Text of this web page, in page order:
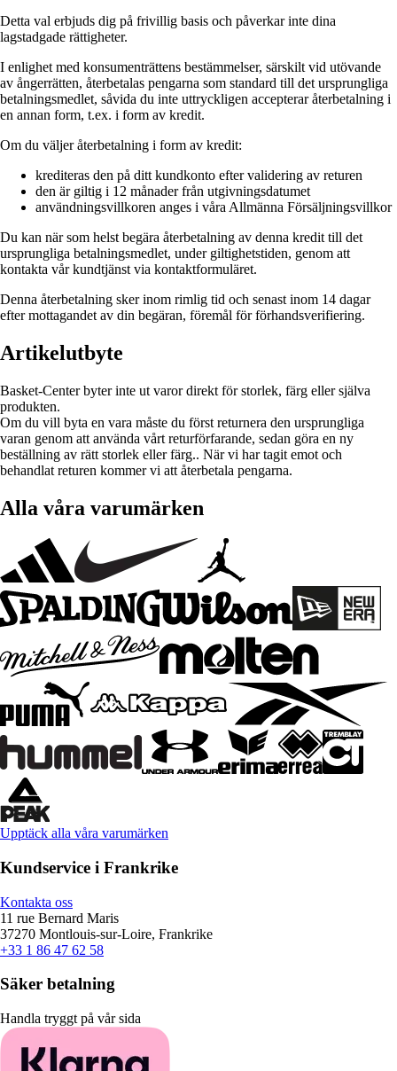
Detta val erbjuds dig på frivillig basis och påverkar inte dina
lagstadgade rättigheter.
I enlighet med konsumenträttens bestämmelser, särskilt vid utövande
av ångerrätten, återbetalas pengarna som standard till det ursprungliga
betalningsmedlet, såvida du inte uttryckligen accepterar återbetalning i
en annan form, t.ex. i form av kredit.
Om du väljer återbetalning i form av kredit:
krediteras den på ditt kundkonto efter validering av returen
den är giltig i 12 månader från utgivningsdatumet
användningsvillkoren anges i våra Allmänna Försäljningsvillkor
Du kan när som helst begära återbetalning av denna kredit till det
ursprungliga betalningsmedlet, under giltighetstiden, genom att
kontakta vår kundtjänst via kontaktformuläret.
Denna återbetalning sker inom rimlig tid och senast inom 14 dagar
efter mottagandet av din begäran, föremål för förhandsverifiering.
Artikelutbyte
Basket-Center byter inte ut varor direkt för storlek, färg eller själva
produkten.
Om du vill byta en vara måste du först returnera den ursprungliga
varan genom att använda vårt returförfarande, sedan göra en ny
beställning av rätt storlek eller färg.. När vi har tagit emot och
behandlat returen kommer vi att återbetala pengarna.
Alla våra varumärken
Upptäck alla våra varumärken
Kundservice i Frankrike
Kontakta oss
11 rue Bernard Maris
37270 Montlouis-sur-Loire, Frankrike
+33 1 86 47 62 58
Säker betalning
Handla tryggt på vår sida